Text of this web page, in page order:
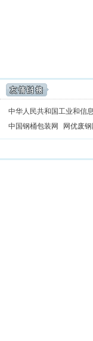
中华人民共和国工业和信
中国钢桶包装网
网优废钢